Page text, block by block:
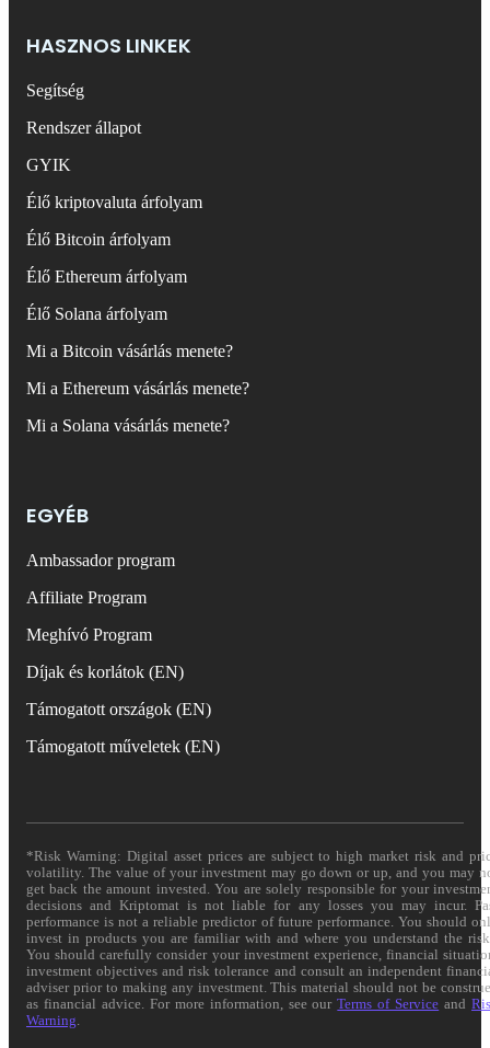
HASZNOS LINKEK
Segítség
Rendszer állapot
GYIK
Élő kriptovaluta árfolyam
Élő Bitcoin árfolyam
Élő Ethereum árfolyam
Élő Solana árfolyam
Mi a Bitcoin vásárlás menete?
Mi a Ethereum vásárlás menete?
Mi a Solana vásárlás menete?
EGYÉB
Ambassador program
Affiliate Program
Meghívó Program
Díjak és korlátok (EN)
Támogatott országok (EN)
Támogatott műveletek (EN)
*Risk Warning: Digital asset prices are subject to high market risk and
volatility. The value of your investment may go down or up, and you may
get back the amount invested. You are solely responsible for your
decisions and Kriptomat is not liable for any losses you may incur.
performance is not a reliable predictor of future performance. You should
invest in products you are familiar with and where you understand the
You should carefully consider your investment experience, financial
investment objectives and risk tolerance and consult an independent
adviser prior to making any investment. This material should not be
as financial advice. For more information, see ourTerms of Service and
Warning